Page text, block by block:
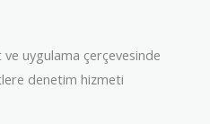
ve uygulama çerçevesinde
denetim hizmeti